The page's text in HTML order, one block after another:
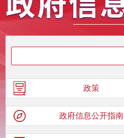
政策
政府信息公开指南